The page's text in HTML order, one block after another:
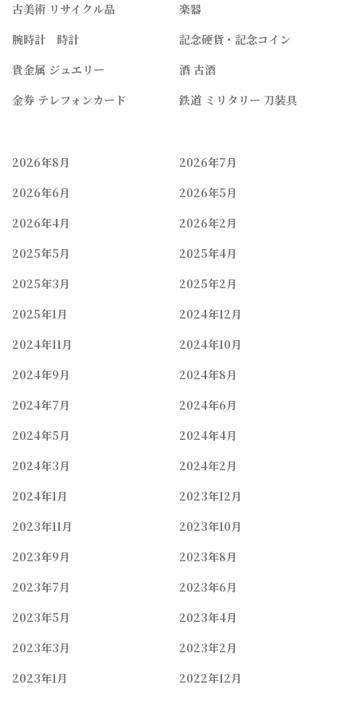
古美術 リサイクル品
楽器
腕時計 時計
記念硬貨・記念コイン
貴金属 ジュエリー
酒 古酒
金券 テレフォンカード
鉄道 ミリタリー 刀装具
2026年8月
2026年7月
2026年6月
2026年5月
2026年4月
2026年2月
2025年5月
2025年4月
2025年3月
2025年2月
2025年1月
2024年12月
2024年11月
2024年10月
2024年9月
2024年8月
2024年7月
2024年6月
2024年5月
2024年4月
2024年3月
2024年2月
2024年1月
2023年12月
2023年11月
2023年10月
2023年9月
2023年8月
2023年7月
2023年6月
2023年5月
2023年4月
2023年3月
2023年2月
2023年1月
2022年12月